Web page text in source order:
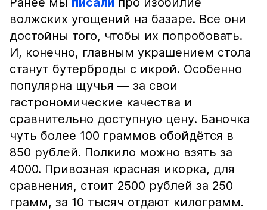
волжских угощений на базаре. Все они
достойны того, чтобы их попробовать.
И, конечно, главным украшением стола
станут бутерброды с икрой. Особенно
популярна щучья — за свои
гастрономические качества и
сравнительно доступную цену. Баночка
чуть более 100 граммов обойдётся в
850 рублей. Полкило можно взять за
4000. Привозная красная икорка, для
сравнения, стоит 2500 рублей за 250
грамм, за 10 тысяч отдают килограмм.